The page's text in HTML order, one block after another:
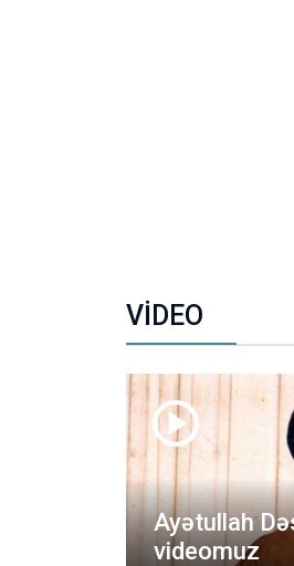
VİDEO
Ayətullah
videomuz